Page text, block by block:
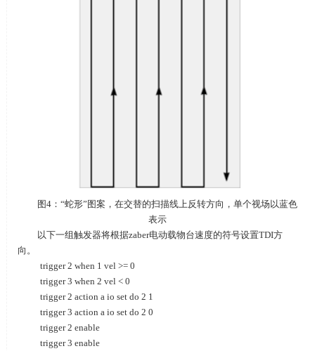
图4 ：“蛇形”图案，在交替的扫描线上反转方向，单个视场以蓝色
表示
以下一组触发器将根据zaber电动载物台速度的符号设置TDI方
向。
trigger 2 when 1 vel >= 0
trigger 3 when 2 vel < 0
trigger 2 action a io set do 2 1
trigger 3 action a io set do 2 0
trigger 2 enable
trigger 3 enable